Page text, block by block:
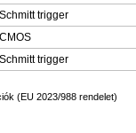
Schmitt trigger
CMOS
Schmitt trigger
(EU 2023/988 rendelet)